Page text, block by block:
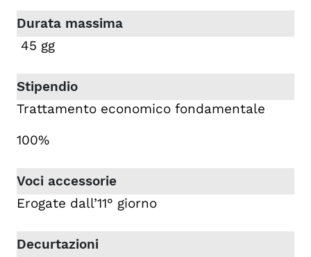
45 gg
Trattamento economico fondamentale
100%
Erogate dall’11° giorno